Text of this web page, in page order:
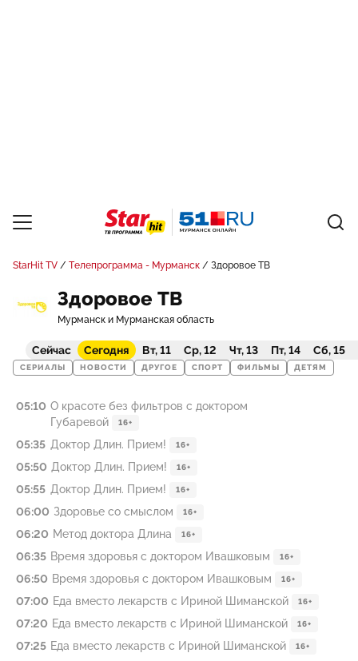
StarHit TV Телепрограмма - Мурманск Здоровое ТВ
Здоровое ТВ
Мурманск и Мурманская область
Сейчас Сегодня Вт, 11 Ср, 12 Чт, 13 Пт, 14 Сб, 15
СЕРИАЛЫ НОВОСТИ ДРУГОЕ СПОРТ ФИЛЬМЫ ДЕТЯМ
05:10 О красоте без фильтров с доктором
Губаревой
16+
05:35 Доктор Длин. Прием! 16+
05:50 Доктор Длин. Прием! 16+
05:55 Доктор Длин. Прием! 16+
06:00 Здоровье со смыслом 16+
06:20 Метод доктора Длина 16+
06:35 Время здоровья с доктором Ивашковым 16+
06:50 Время здоровья с доктором Ивашковым 16+
07:00 Еда вместо лекарств с Ириной Шиманской 16+
07:20 Еда вместо лекарств с Ириной Шиманской 16+
07:25 Еда вместо лекарств с Ириной Шиманской 16+